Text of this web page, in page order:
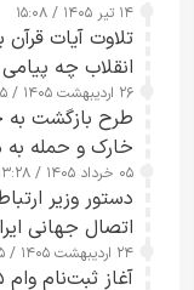
۱۴ تیر ۱۴۰۵ / ۱۵:۰۸
تلاوت آیات
انقلاب چه
۲۶ اردیبهشت ۱۴۰۵ / ۱۰:۱۵
طرح‌ بازگشت به
خارک و حمله
۰۵ خرداد ۱۴۰۵ / ۱۳:۲۸
دستور وزیر
اتصال جهانی
کامل مردم تا ۲۴ ساعت آینده
۲۴ اردیبهشت ۱۴۰۵ / ۰۹:۱۵